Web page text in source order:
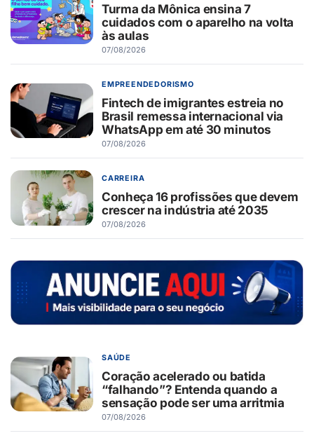
Turma da Mônica ensina 7
cuidados com o aparelho na volta
às aulas
07/08/2026
EMPREENDEDORISMO
Fintech de imigrantes estreia no
Brasil remessa internacional via
WhatsApp em até 30 minutos
07/08/2026
CARREIRA
Conheça 16 profissões que devem
crescer na indústria até 2035
07/08/2026
SAÚDE
Coração acelerado ou batida
“falhando”? Entenda quando a
sensação pode ser uma arritmia
07/08/2026